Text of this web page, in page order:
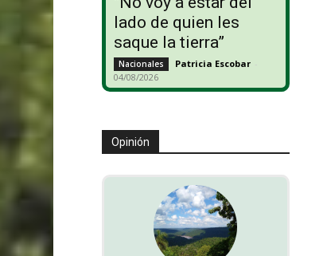
lado de quien les
saque la tierra”
Nacionales Patricia Escobar -
04/08/2026
Opinión